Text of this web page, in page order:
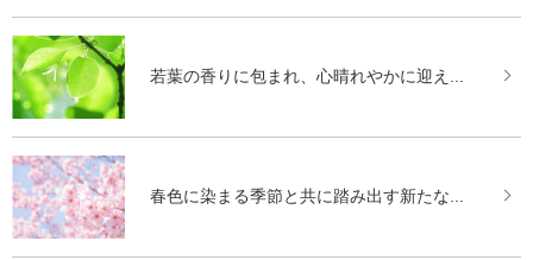
若葉の香りに包まれ、心晴れやかに迎え...
春色に染まる季節と共に踏み出す新たな...